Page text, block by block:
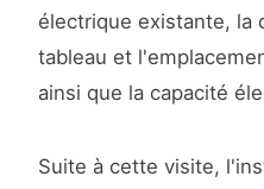
électrique existante, la
tableau et
ainsi que la capacité
Suite à cette visite,